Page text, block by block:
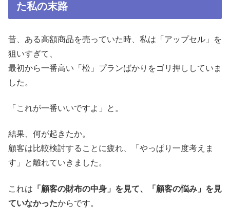
た私の末路
昔、ある高額商品を売っていた時、私は「アップセル」を
狙いすぎて、
最初から一番高い「松」プランばかりをゴリ押ししていま
した。
「これが一番いいですよ」と。
結果、何が起きたか。
顧客は比較検討することに疲れ、「やっぱり一度考えま
す」と離れていきました。
これは 「顧客の財布の中身」を見て、「顧客の悩み」を見
ていなかったからです。